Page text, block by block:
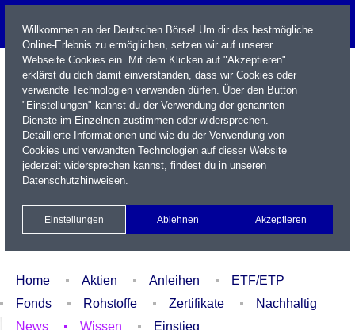
Name / WKN / ISIN / Kürzel
Xetra Realtime
Watchlist Portfolio Login
Home Aktien Anleihen
ETF/ETP
Fonds
Rohstoffe Zertifikate
Nachhaltig
News
Wissen Einstieg
Willkommen an der Deutschen Börse! Um dir das bestmögliche
Online-Erlebnis zu ermöglichen, setzen wir auf unserer
Webseite Cookies ein. Mit dem Klicken auf "Akzeptieren"
erklärst du dich damit einverstanden, dass wir Cookies oder
verwandte Technologien verwenden dürfen. Über den Button
"Einstellungen" kannst du der Verwendung der genannten
Dienste im Einzelnen zustimmen oder widersprechen.
Detaillierte Informationen und wie du der Verwendung von
Cookies und verwandten Technologien auf dieser Website
jederzeit widersprechen kannst, findest du in unseren
Datenschutzhinweisen.
Einstellungen Ablehnen Akzeptieren